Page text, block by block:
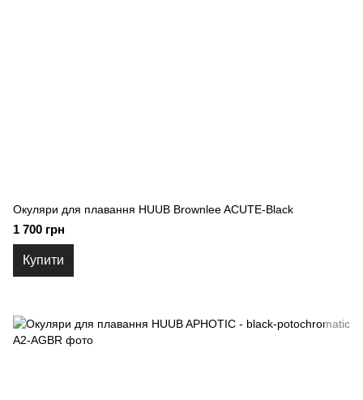
Окуляри для плавання HUUB Brownlee ACUTE-Black
1 700 грн
Купити